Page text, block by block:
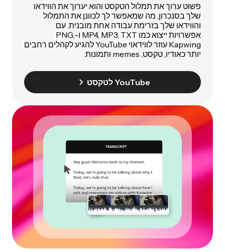
פשוט ערוך את תמלול הטקסט והוא יערוך את הווידאו
שלך בסנכרון, מה שמאפשר לך לכוונן את התמלול
והווידאו שלך בזרימת עבודה אחת מובנית. עם
אפשרויות ייצוא כמו MP4, MP3, TXT ו-PNG,
Kapwing עוזר לווידאוי YouTube להגיע לקהלים רחבים
יותר כאודיו, טקסט, memes ותמונות.
YouTube לטקסט